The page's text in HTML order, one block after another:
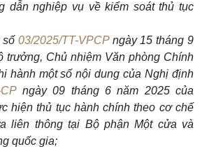
dẫn nghiệp vụ về kiểm soát thủ tục
số 03/2025/TT-VPCPngày 15 tháng 9
trưởng, Chủ nhiệm Văn phòng Chính
hành một số nội dung của Nghị định
ngày 09 tháng 6 năm 2025 của
hiện thủ tục hành chính theo cơ chế
liên thông tại Bộ phận Một cửa và
quốc gia;